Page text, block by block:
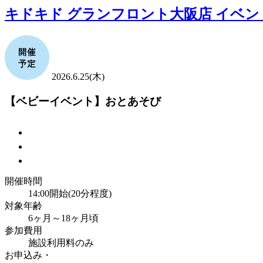
キドキド グランフロント大阪店 イベン
2026.6.25(木)
【ベビーイベント】おとあそび
開催時間
14:00開始(20分程度)
対象年齢
6ヶ月～18ヶ月頃
参加費用
施設利用料のみ
お申込み・